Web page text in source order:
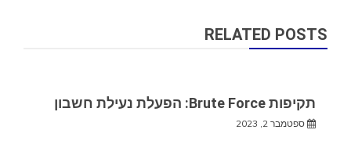
RELATED POSTS
תקיפות Brute Force: הפעלת נעילת חשבון
ספטמבר 2, 2023